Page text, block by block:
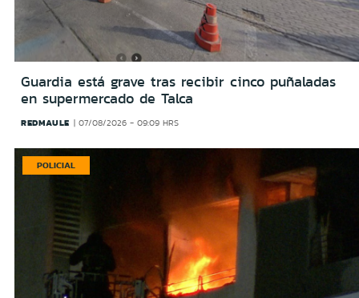
Guardia está grave tras recibir cinco puñaladas
en supermercado de Talca
REDMAULE 07/08/2026 - 09:09 HRS
POLICIAL